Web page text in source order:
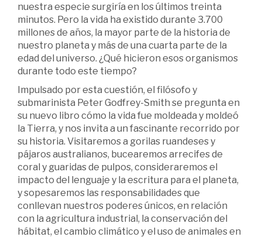
nuestra especie surgiría en los últimos treinta
minutos. Pero la vida ha existido durante 3.700
millones de años, la mayor parte de la historia de
nuestro planeta y más de una cuarta parte de la
edad del universo. ¿Qué hicieron esos organismos
durante todo este tiempo?
Impulsado por esta cuestión, el filósofo y
submarinista Peter Godfrey-Smith se pregunta en
su nuevo libro cómo la vida fue moldeada y moldeó
la Tierra, y nos invita a un fascinante recorrido por
su historia. Visitaremos a gorilas ruandeses y
pájaros australianos, bucearemos arrecifes de
coral y guaridas de pulpos, consideraremos el
impacto del lenguaje y la escritura para el planeta,
y sopesaremos las responsabilidades que
conllevan nuestros poderes únicos, en relación
con la agricultura industrial, la conservación del
hábitat, el cambio climático y el uso de animales en